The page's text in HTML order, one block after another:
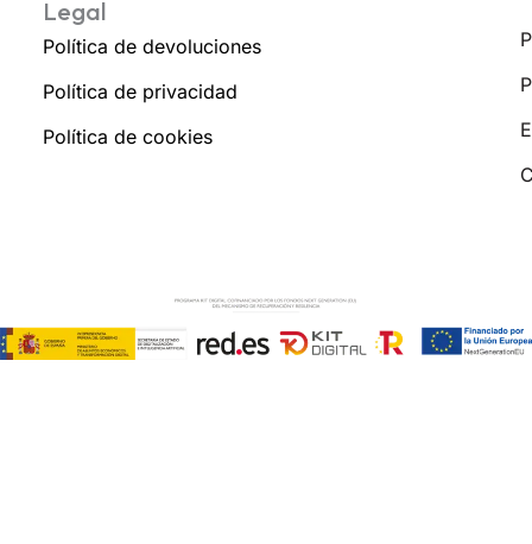
Legal
Política de devoluciones
Política de privacidad
Política de cookies